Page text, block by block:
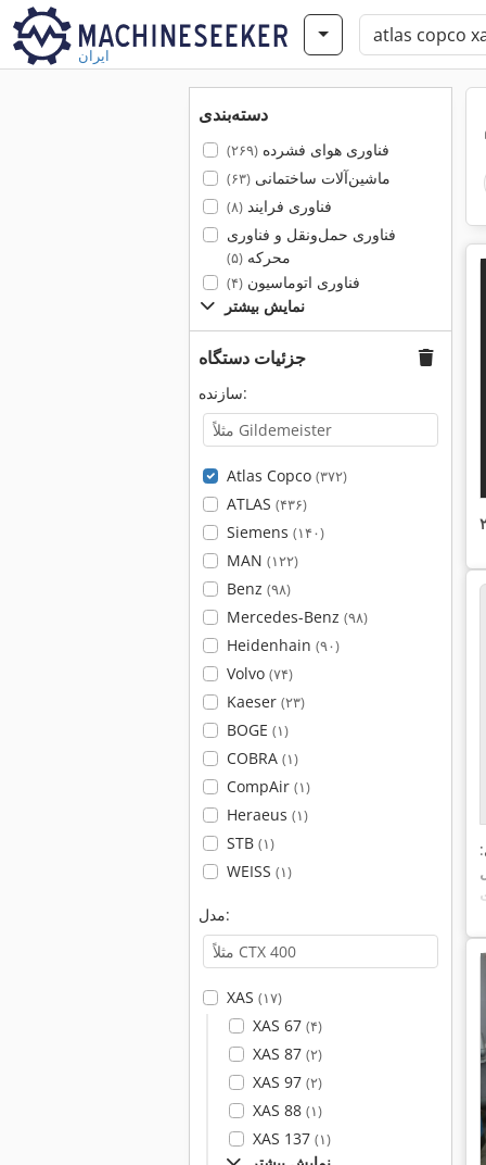
ایران
دسته‌بندی
فناوری هوای فشرده(۲۶۹)
ماشین‌آلات ساختمانی(۶۳)
فناوری فرایند(۸)
فناوری حمل‌ونقل و فناوری
محرکه(۵)
فناوری اتوماسیون(۴)
نمایش بیشتر
جزئیات دستگاه
سازنده:
Atlas Copco (۳۷۲)
ATLAS (۴۳۶)
Siemens (۱۴۰)
MAN (۱۲۲)
Benz (۹۸)
Mercedes-Benz (۹۸)
Heidenhain (۹۰)
Volvo (۷۴)
Kaeser (۲۳)
BOGE (۱)
COBRA (۱)
CompAir (۱)
Heraeus (۱)
STB (۱)
WEISS (۱)
مدل:
XAS (۱۷)
XAS 67 (۴)
XAS 87 (۲)
XAS 97 (۲)
XAS 88 (۱)
XAS 137 (۱)